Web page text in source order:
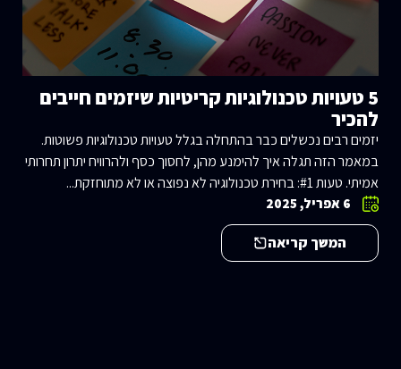
5 טעויות טכנולוגיות קריטיות שיזמים חייבים
להכיר
יזמים רבים נכשלים כבר בהתחלה בגלל טעויות טכנולוגיות פשוטות.
במאמר הזה תגלה איך להימנע מהן, לחסוך כסף ולהרוויח יתרון תחרותי
אמיתי. טעות #1: בחירת טכנולוגיה לא נפוצה או לא מתוחזקת...
6 אפריל, 2025
המשך קריאה